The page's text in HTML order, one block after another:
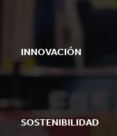
INNOVACIÓN
SOSTENIBILIDAD